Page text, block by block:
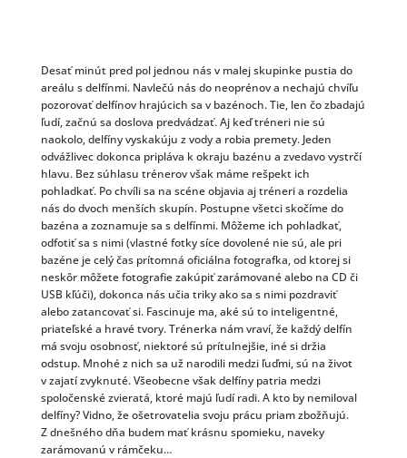
Desať minút pred pol jednou nás v malej skupinke pustia do
areálu s delfínmi. Navlečú nás do neoprénov a nechajú chvíľu
pozorovať delfínov hrajúcich sa v bazénoch. Tie, len čo zbadajú
ľudí, začnú sa doslova predvádzať. Aj keď tréneri nie sú
naokolo, delfíny vyskakúju z vody a robia premety. Jeden
odvážlivec dokonca pripláva k okraju bazénu a zvedavo vystrčí
hlavu. Bez súhlasu trénerov však máme rešpekt ich
pohladkať. Po chvíli sa na scéne objavia aj tréneri a rozdelia
nás do dvoch menších skupín. Postupne všetci skočíme do
bazéna a zoznamuje sa s delfínmi. Môžeme ich pohladkať,
odfotiť sa s nimi (vlastné fotky síce dovolené nie sú, ale pri
bazéne je celý čas prítomná oficiálna fotografka, od ktorej si
neskôr môžete fotografie zakúpiť zarámované alebo na CD či
USB kľúči), dokonca nás učia triky ako sa s nimi pozdraviť
alebo zatancovať si. Fascinuje ma, aké sú to inteligentné,
priateľské a hravé tvory. Trénerka nám vraví, že každý delfín
má svoju osobnosť, niektoré sú prítulnejšie, iné si držia
odstup. Mnohé z nich sa už narodili medzi ľuďmi, sú na život
v zajatí zvyknuté. Všeobecne však delfíny patria medzi
spoločenské zvieratá, ktoré majú ľudí radi. A kto by nemiloval
delfíny? Vidno, že ošetrovatelia svoju prácu priam zbožňujú.
Z dnešného dňa budem mať krásnu spomieku, naveky
zarámovanú v rámčeku…